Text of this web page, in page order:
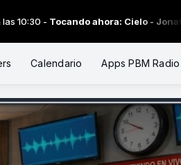
-Tocando ahora: Cielo - Jonathan Oriel
Calendario Apps PBM Radio